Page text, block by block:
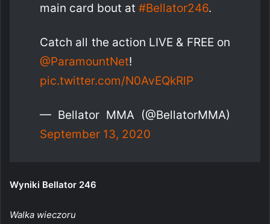
main card bout at #Bellator246.
Catch all the action LIVE & FREE on
@ParamountNet!
pic.twitter.com/N0AvEQkRlP
— Bellator MMA (@BellatorMMA)
September 13, 2020
Wyniki Bellator 246
Walka wieczoru